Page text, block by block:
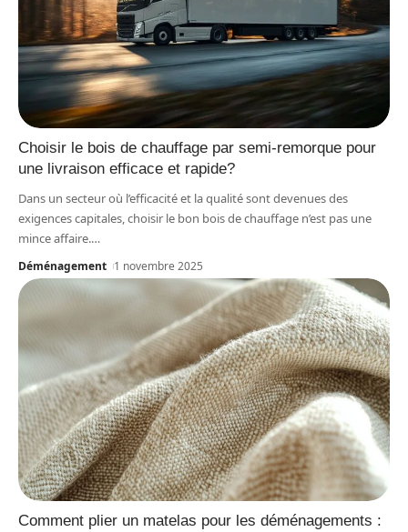
Choisir le bois de chauffage par semi-remorque pour
une livraison efficace et rapide?
Dans un secteur où l’efficacité et la qualité sont devenues des
exigences capitales, choisir le bon bois de chauffage n’est pas une
mince affaire.…
Déménagement 1 novembre 2025
Comment plier un matelas pour les déménagements :